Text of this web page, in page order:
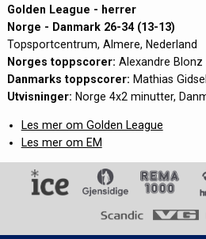
Golden League - herrer
Norge - Danmark 26-34 (13-13)
Topsportcentrum, Almere, Nederland
Norges toppscorer: Alexandre Blonz
Danmarks toppscorer: Mathias
Utvisninger: Norge 4x2 minutter,
Les mer om Golden League
Les mer om EM